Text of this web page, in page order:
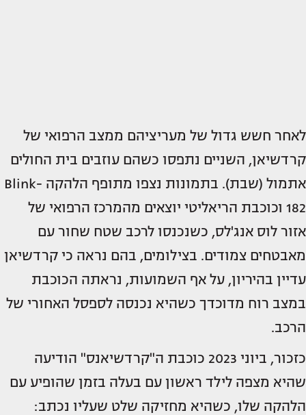
לאחר חשש גדול של מעריציהם ממצב הרפואי של
קרדשיאן, השניים נתפסו כשהם עוזבים בית החולים
אתמול (שבת). בתמונות נצפו מתופף הלהקה Blink-
182 וכוכבת הריאליטי יוצאים מהמרכז הרפואי של
אזור לוס אנג'לס, כשנכנסו לרכב שטח שחור עם
מאבטחים צמודים. בצילומים, בהם נראה כי קרדשיאן
עדיין בהיריון, על אף השמועות, נראתה הכוכבת
במצב רוח מדוכדך כשהיא נכנסה לספסל האחורי של
הרכב.
כזכור, ביוני 2023 כוכבת ה"קרדשיאנס" הודיעה
שהיא מצפה לילד ראשון עם בעלה בזמן שהופיע עם
הלהקה שלו, כשהיא מחזיקה שלט שעליו נכתב: